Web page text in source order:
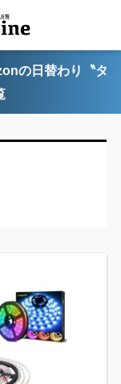
の日替わり〝タ